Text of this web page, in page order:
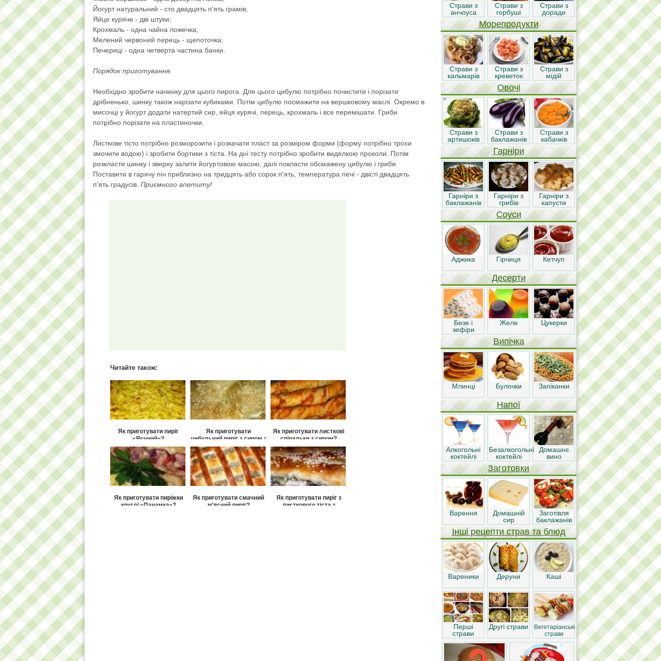
Йогурт натуральний - сто двадцять п'ять грамів;
Яйце куряче - дві штуки;
Крохмаль - одна чайна ложечка;
Мелений червоний перець - щепоточка;
Печериці - одна четверта частина банки.
Порядок приготування:
Необхідно зробити начинку для цього пирога. Для цього цибулю потрібно почистити і порізати
дрібненько, шинку також нарізати кубиками. Потім цибулю посмажити на вершковому маслі. Окремо в
мисочці у йогурт додати натертий сир, яйця курячі, перець, крохмаль і все перемішати. Гриби
потрібно порізати на пластиночки.
Листкове тісто потрібно розморозити і розкачати пласт за розміром форми (форму потрібно трохи
змочити водою) і зробити бортики з тіста. На дні тесту потрібно зробити виделкою проколи. Потім
розкласти шинку і зверху залити йогуртовою масою, далі покласти обсмажену цибулю і гриби.
Поставити в гарячу піч приблизно на тридцять або сорок п'ять, температура печі - двісті двадцять
п'ять градусів. Приємного апетиту!
Читайте також:
Як приготувати пиріг
«Яєчний»?
Як приготувати
цибульний пиріг з сиром з
листкового тіста?
Як приготувати листкові
спіральки з сиром?
Як приготувати пиріжки
круглі «Панамка»?
Як приготувати смачний
м'ясний пиріг?
Як приготувати пиріг з
листкового тіста з
Страви з
анчоуса
Страви з
горбуші
Страви з
доради
Морепродукти
Страви з
кальмарів
Страви з
креветок
Страви з
мідій
Овочі
Страви з
артишоків
Страви з
баклажанів
Страви з
кабачків
Гарніри
Гарніри з
баклажанів
Гарніри з
грибів
Гарніри з
капусти
Соуси
Аджика Гірчиця Кетчуп
Десерти
Безе і
зефіри
Желе Цукерки
Випічка
Млинці Булочки Запіканки
Напої
Алкогольні
коктейлі
Безалкогольні
коктейлі
Домашнє
вино
Заготовки
Варення
Домашній
сир
Заготівля
баклажанів
Інші рецепти страв та блюд
Вареники Деруни Каші
Перші
страви
Другі страви
Вегетаріанські
страви